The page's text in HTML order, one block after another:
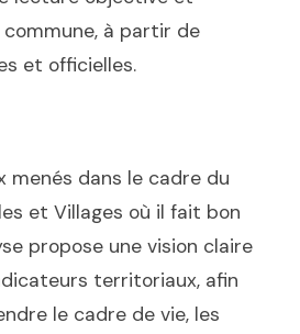
à partir de
et officielles.
menés dans le cadre du
et Villages où il fait bon
propose une vision claire
territoriaux, afin
le cadre de vie, les